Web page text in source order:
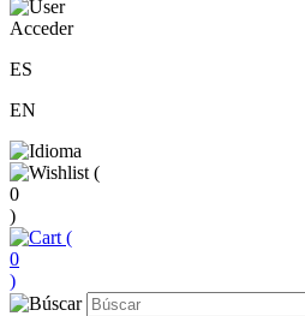
Acceder
ES
EN
(
0
)
(
0
)